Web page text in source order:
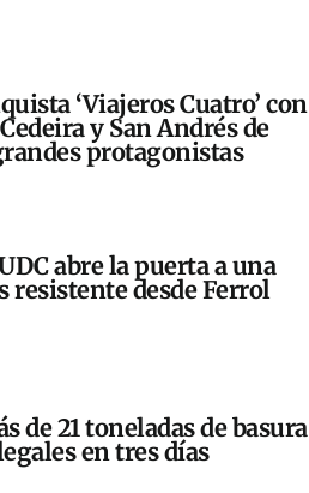
‘Viajeros Cuatro’ con
y San Andrés de
protagonistas
abre la puerta a una
resistente desde Ferrol
de 21 toneladas de basura
en tres días